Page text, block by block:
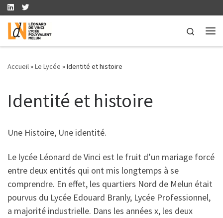
Skip to content
Search
Accueil»Le Lycée »Identité et histoire
Identité et histoire
Une Histoire, Une identité.
Le lycée Léonard de Vinci est le fruit d’un mariage forcé
entre deux entités qui ont mis longtemps à se
comprendre. En effet, les quartiers Nord de Melun était
pourvus du Lycée Edouard Branly, Lycée Professionnel,
a majorité industrielle. Dans les années x, les deux